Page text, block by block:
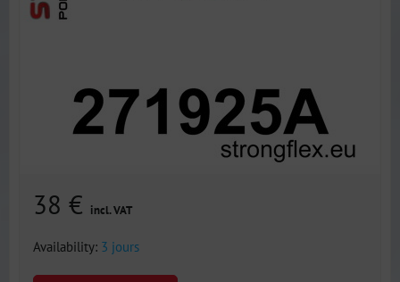
38 € incl. VAT
Availability: 3 jours